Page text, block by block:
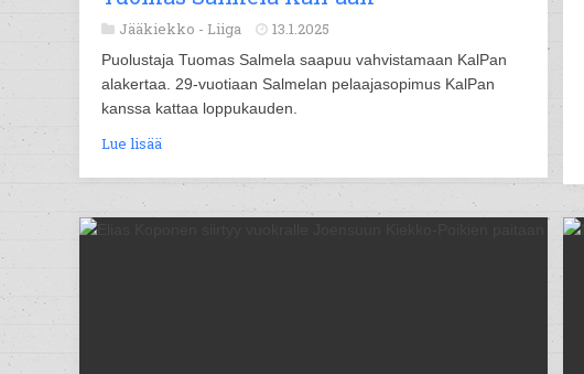
Jääkiekko - Liiga 13.1.2025
Puolustaja Tuomas Salmela saapuu vahvistamaan KalPan
alakertaa. 29-vuotiaan Salmelan pelaajasopimus KalPan
kanssa kattaa loppukauden.
Lue lisää